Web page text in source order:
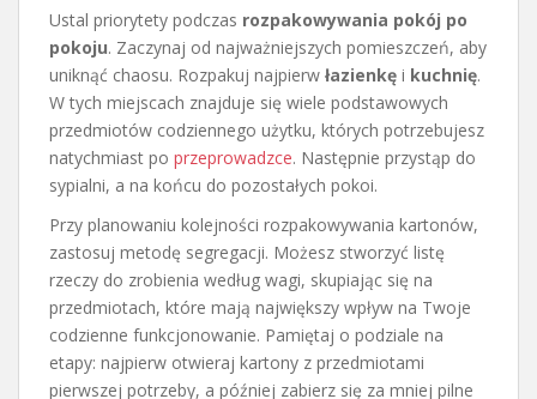
Ustal priorytety podczas rozpakowywania pokój po
pokoju. Zaczynaj od najważniejszych pomieszczeń, aby
uniknąć chaosu. Rozpakuj najpierw łazienkę i kuchnię.
W tych miejscach znajduje się wiele podstawowych
przedmiotów codziennego użytku, których potrzebujesz
natychmiast po przeprowadzce. Następnie przystąp do
sypialni, a na końcu do pozostałych pokoi.
Przy planowaniu kolejności rozpakowywania kartonów,
zastosuj metodę segregacji. Możesz stworzyć listę
rzeczy do zrobienia według wagi, skupiając się na
przedmiotach, które mają największy wpływ na Twoje
codzienne funkcjonowanie. Pamiętaj o podziale na
etapy: najpierw otwieraj kartony z przedmiotami
pierwszej potrzeby, a później zabierz się za mniej pilne